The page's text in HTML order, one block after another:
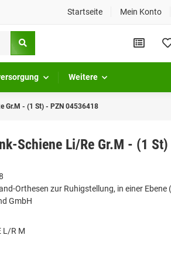
Startseite Mein Konto
Weitere
Gr.M - (1 St) - PZN 04536418
Schiene Li/Re Gr.M - (1
Orthesen zur Ruhigstellung, in einer Ebene
GmbH
L/R M